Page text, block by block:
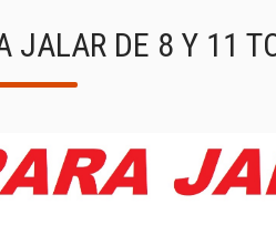
JALAR DE 8 Y 11